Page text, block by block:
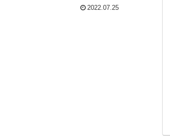
2022.07.25